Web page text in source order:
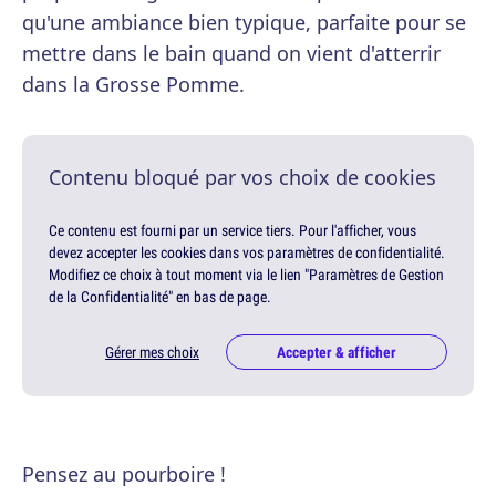
qu'une ambiance bien typique, parfaite pour se
mettre dans le bain quand on vient d'atterrir
dans la Grosse Pomme.
Contenu bloqué par vos choix de cookies
Ce contenu est fourni par un service tiers. Pour l'afficher, vous
devez accepter les cookies dans vos paramètres de confidentialité.
Modifiez ce choix à tout moment via le lien "Paramètres de Gestion
de la Confidentialité" en bas de page.
Gérer mes choix Accepter & afficher
Pensez au pourboire !